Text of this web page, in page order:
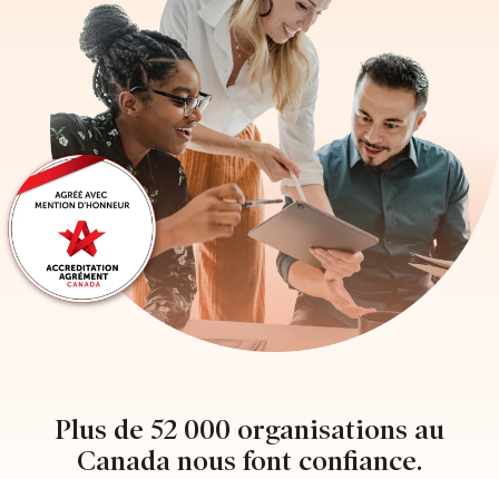
Plus de 52 000 organisations au
Canada nous font confiance.